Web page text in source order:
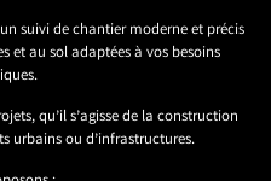
suivi de chantier moderne et précis
et au sol adaptées à vos besoins
qu’il s’agisse de la construction
urbains ou d’infrastructures.